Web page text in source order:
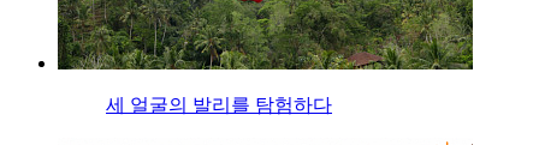
세 얼굴의 발리를 탐험하다